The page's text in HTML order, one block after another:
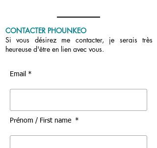
CONTACTER PHOUNKEO
Si vous désirez me contacter, je serais très
heureuse d'être en lien avec vous.
Email *
Prénom / First name *